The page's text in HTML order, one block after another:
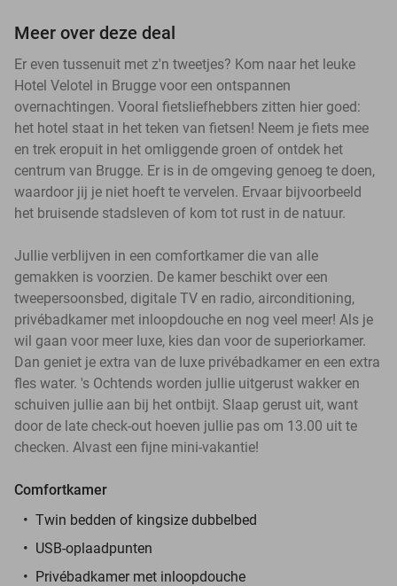
Meer over deze deal
Er even tussenuit met z'n tweetjes? Kom naar het leuke
Hotel Velotel in Brugge voor een ontspannen
overnachtingen. Vooral fietsliefhebbers zitten hier goed:
het hotel staat in het teken van fietsen! Neem je fiets mee
en trek eropuit in het omliggende groen of ontdek het
centrum van Brugge. Er is in de omgeving genoeg te doen,
waardoor jij je niet hoeft te vervelen. Ervaar bijvoorbeeld
het bruisende stadsleven of kom tot rust in de natuur.
Jullie verblijven in een comfortkamer die van alle
gemakken is voorzien. De kamer beschikt over een
tweepersoonsbed, digitale TV en radio, airconditioning,
privébadkamer met inloopdouche en nog veel meer! Als je
wil gaan voor meer luxe, kies dan voor de superiorkamer.
Dan geniet je extra van de luxe privébadkamer en een extra
fles water. 's Ochtends worden jullie uitgerust wakker en
schuiven jullie aan bij het ontbijt. Slaap gerust uit, want
door de late check-out hoeven jullie pas om 13.00 uit te
checken. Alvast een fijne mini-vakantie!
Comfortkamer
Twin bedden of kingsize dubbelbed
USB-oplaadpunten
Privébadkamer met inloopdouche